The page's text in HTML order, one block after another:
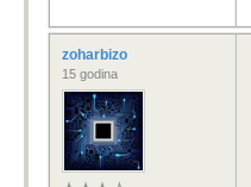
zoharbizo
15 godina